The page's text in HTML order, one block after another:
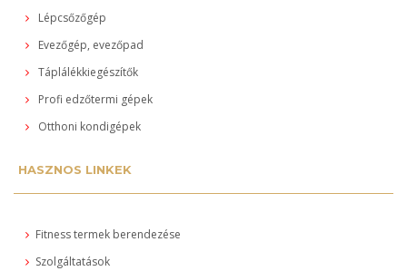
Lépcsőzőgép
Evezőgép, evezőpad
Táplálékkiegészítők
Profi edzőtermi gépek
Otthoni kondigépek
HASZNOS LINKEK
Fitness termek berendezése
Szolgáltatások